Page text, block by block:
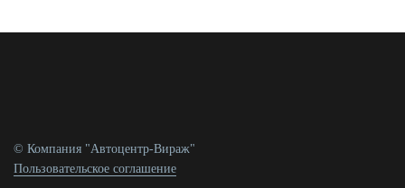
© Компания "Автоцентр-Вираж"
Пользовательское соглашение